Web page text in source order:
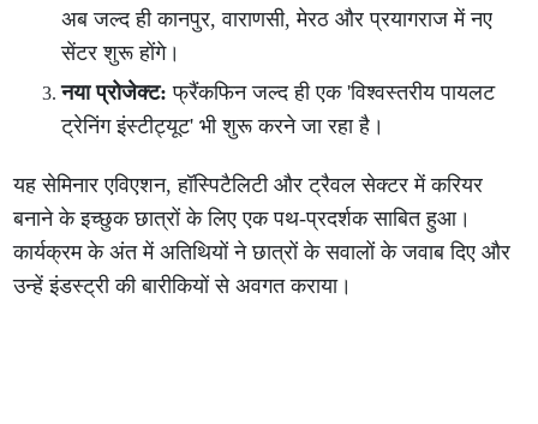
अब जल्द ही कानपुर, वाराणसी, मेरठ और प्रयागराज में नए
सेंटर शुरू होंगे।
नया प्रोजेक्ट: फ्रैंकफिन जल्द ही एक 'विश्वस्तरीय पायलट
ट्रेनिंग इंस्टीट्यूट' भी शुरू करने जा रहा है।
यह सेमिनार एविएशन, हॉस्पिटैलिटी और ट्रैवल सेक्टर में करियर
बनाने के इच्छुक छात्रों के लिए एक पथ-प्रदर्शक साबित हुआ।
कार्यक्रम के अंत में अतिथियों ने छात्रों के सवालों के जवाब दिए और
उन्हें इंडस्ट्री की बारीकियों से अवगत कराया।